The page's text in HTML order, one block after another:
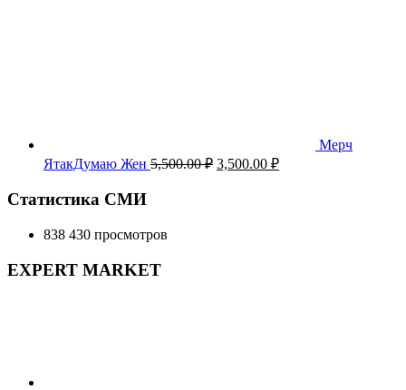
Мерч
ЯтакДумаю Жен 5,500.00₽ Первоначальная
3,500.00 ₽Текущая
Статистика СМИ
838 430 просмотров
EXPERT MARKET